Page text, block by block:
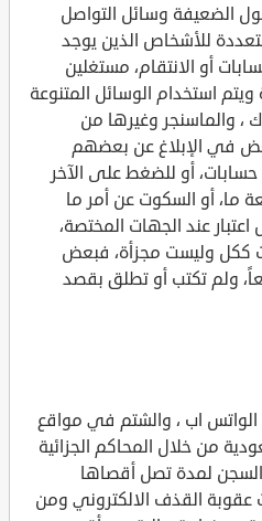
الضعيفة وسائل التواصل
للأشخاص الذين يوجد
أو الانتقام، مستغلين
استخدام الوسائل المتنوعة
، والماسنجر وغيرها من
في الإبلاغ عن بعضهم
حسابات، أو للضغط على الآخر
أو السكوت عن أمر ما
عند الجهات المختصة،
ككل وليست مجزأة، فبعض
ولم تكتب أو تطلق بقصد
اب ، والشتم في مواقع
من خلال المحاكم الجزائية
السجن لمدة تصل أقصاها
القذف الالكتروني ومن